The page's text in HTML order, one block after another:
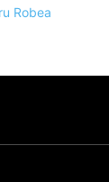
Robea